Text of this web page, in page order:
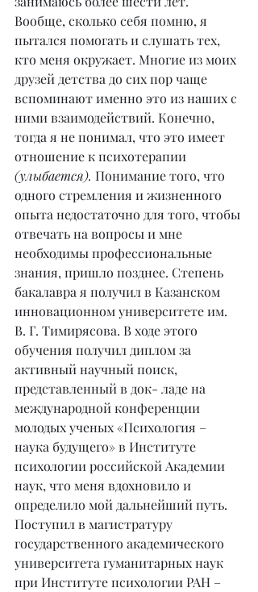
Вообще, сколько себя помню, я
пытался помогать и слушать тех,
кто меня окружает. Многие из моих
друзей детства до сих пор чаще
вспоминают именно это из наших с
ними взаимодействий. Конечно,
тогда я не понимал, что это имеет
отношение к психотерапии
(улыбается). Понимание того, что
одного стремления и жизненного
опыта недостаточно для того, чтобы
отвечать на вопросы и мне
необходимы профессиональные
знания, пришло позднее. Степень
бакалавра я получил в Казанском
инновационном университете им.
В. Г. Тимирясова. В ходе этого
обучения получил диплом за
активный научный поиск,
представленный в док- ладе на
международной конференции
молодых ученых «Психология –
наука будущего» в Институте
психологии российской Академии
наук, что меня вдохновило и
определило мой дальнейший путь.
Поступил в магистратуру
государственного академического
университета гуманитарных наук
при Институте психологии РАН –